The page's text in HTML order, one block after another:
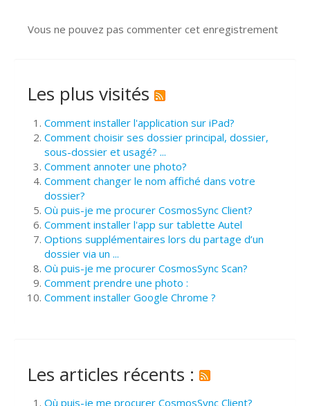
Vous ne pouvez pas commenter cet enregistrement
Les plus visités
Comment installer l'application sur iPad?
Comment choisir ses dossier principal, dossier,
sous-dossier et usagé? ...
Comment annoter une photo?
Comment changer le nom affiché dans votre
dossier?
Où puis-je me procurer CosmosSync Client?
Comment installer l'app sur tablette Autel
Options supplémentaires lors du partage d’un
dossier via un ...
Où puis-je me procurer CosmosSync Scan?
Comment prendre une photo :
Comment installer Google Chrome ?
Les articles récents :
Où puis-je me procurer CosmosSync Client?